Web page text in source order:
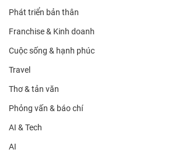
Phát triển bản thân
Franchise & Kinh doanh
Cuộc sống & hạnh phúc
Travel
Thơ & tản văn
Phỏng vấn & báo chí
AI & Tech
AI